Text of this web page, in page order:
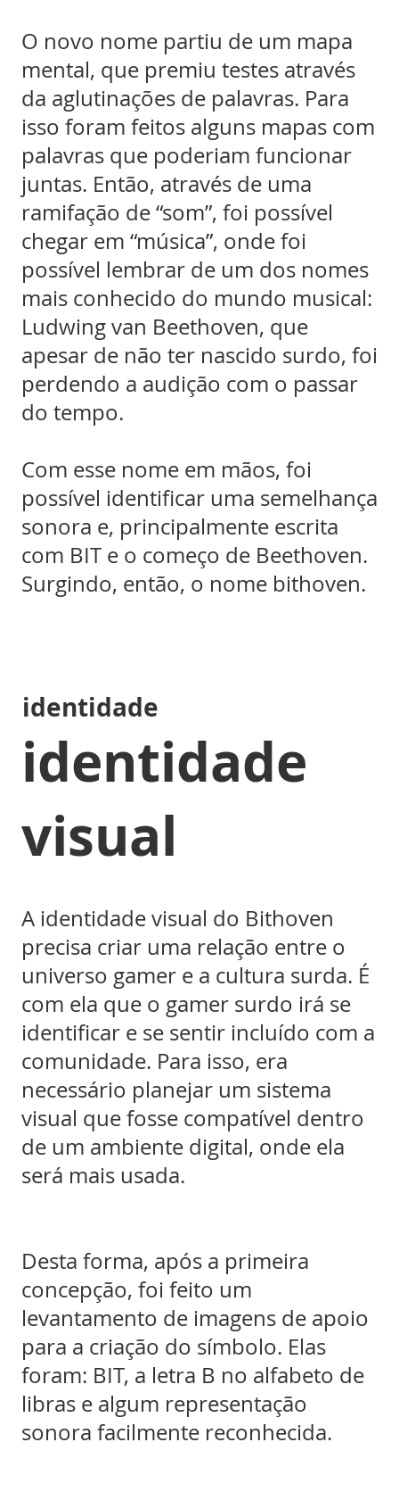
O novo nome partiu de um mapa
mental, que premiu testes através
da aglutinações de palavras. Para
isso foram feitos alguns mapas com
palavras que poderiam funcionar
juntas. Então, através de uma
ramifação de “som”, foi possível
chegar em “música”, onde foi
possível lembrar de um dos nomes
mais conhecido do mundo musical:
Ludwing van Beethoven, que
apesar de não ter nascido surdo, foi
perdendo a audição com o passar
do tempo.
Com esse nome em mãos, foi
possível identificar uma semelhança
sonora e, principalmente escrita
com BIT e o começo de Beethoven.
Surgindo, então, o nome bithoven.
identidade
identidade
visual
A identidade visual do Bithoven
precisa criar uma relação entre o
universo gamer e a cultura surda. É
com ela que o gamer surdo irá se
identificar e se sentir incluído com a
comunidade. Para isso, era
necessário planejar um sistema
visual que fosse compatível dentro
de um ambiente digital, onde ela
será mais usada.
Desta forma, após a primeira
concepção, foi feito um
levantamento de imagens de apoio
para a criação do símbolo. Elas
foram: BIT, a letra B no alfabeto de
libras e algum representação
sonora facilmente reconhecida.